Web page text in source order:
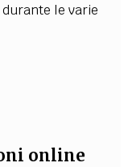
le varie
online